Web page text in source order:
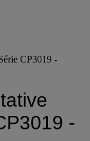
CP3019 -
-